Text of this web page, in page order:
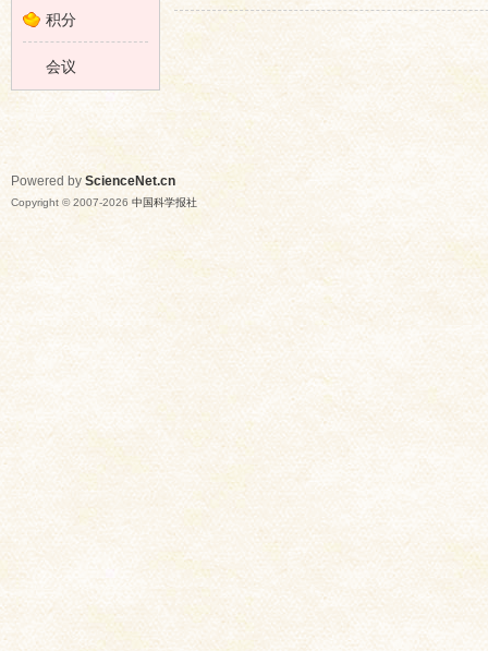
积分
会议
Powered by ScienceNet.cn
Copyright © 2007-2026 中国科学报社